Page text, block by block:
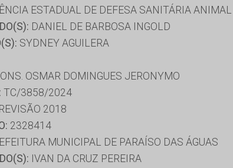
ESTADUAL DE DEFESA SANITÁRIA
DANIEL DE BARBOSA INGOLD
SYDNEY AGUILERA
OSMAR DOMINGUES JERONYMO
TC/3858/2024
REVISÃO 2018
2328414
MUNICIPAL DE PARAÍSO DAS ÁGUAS
IVAN DA CRUZ PEREIRA